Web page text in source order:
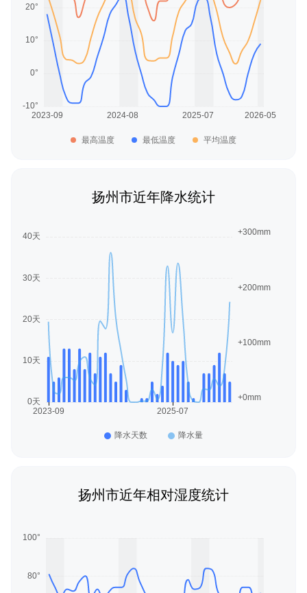
最高温度 最低温度 平均温度
扬州市近年降水统计
扬州市近年相对湿度统计